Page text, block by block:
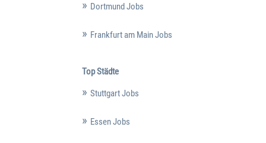
Dortmund Jobs
Frankfurt am Main Jobs
Top Städte
Stuttgart Jobs
Essen Jobs